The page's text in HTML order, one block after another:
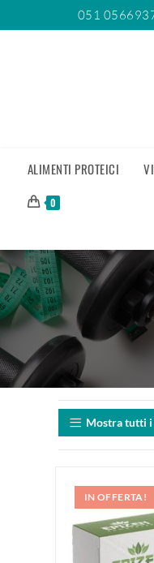
051
ALIMENTI PROTEICI
0
Mostra tutti
IN OFFERTA!